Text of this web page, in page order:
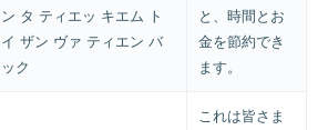
ン タ ティエッ キエム ト
イ ザン ヴァ ティエン バ
ック
と、時間とお
金を節約でき
ます。
これは皆さま